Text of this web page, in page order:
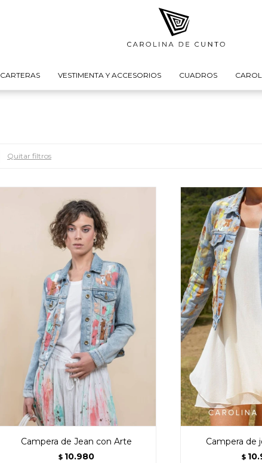
CARTERAS VESTIMENTA Y ACCESORIOS CUADROS
Quitar filtros
Campera de Jean con Arte
$ 10.980
Campera de
$